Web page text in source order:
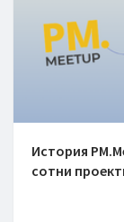
История
сотни